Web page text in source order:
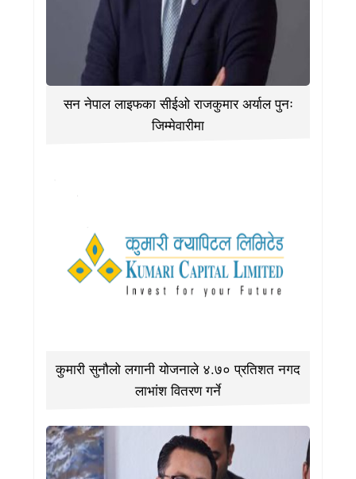
सन नेपाल लाइफका सीईओ राजकुमार अर्याल पुनः
जिम्मेवारीमा
कुमारी सुनौलो लगानी योजनाले ४.७० प्रतिशत नगद
लाभांश वितरण गर्ने